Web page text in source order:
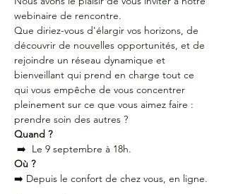
webinaire de rencontre.
Que diriez-vous d'élargir vos horizons, de
découvrir de nouvelles opportunités, et de
rejoindre un réseau dynamique et
bienveillant qui prend en charge tout ce
qui vous empêche de vous concentrer
pleinement sur ce que vous aimez faire :
prendre soin des autres ?
Quand ?
➡️  Le 9 septembre à 18h.
Où ?
➡️ Depuis le confort de chez vous, en ligne.